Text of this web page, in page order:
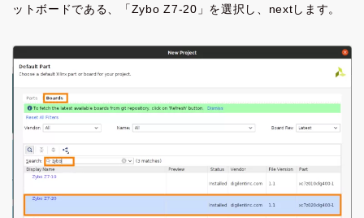
ットボードである、「Zybo Z7-20」を選択し、nextします。